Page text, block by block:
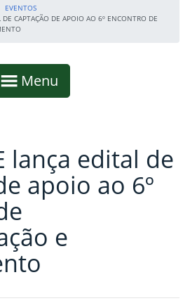
EVENTOS
DE CAPTAÇÃO DE APOIO AO 6º ENCONTRO DE
Mostrar
Menu
lança edital de
apoio ao 6º
e